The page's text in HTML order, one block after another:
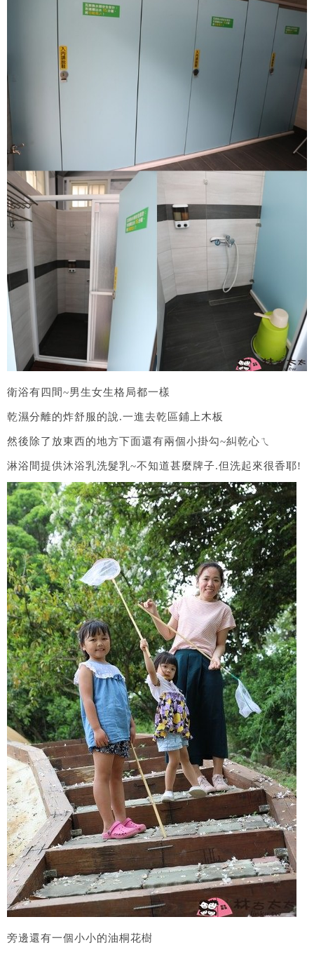
衛浴有四間~男生女生格局都一樣
乾濕分離的炸舒服的說.一進去乾區鋪上木板
然後除了放東西的地方下面還有兩個小掛勾~糾乾心ㄟ
淋浴間提供沐浴乳洗髮乳~不知道甚麼牌子.但洗起來很香耶!
旁邊還有一個小小的油桐花樹